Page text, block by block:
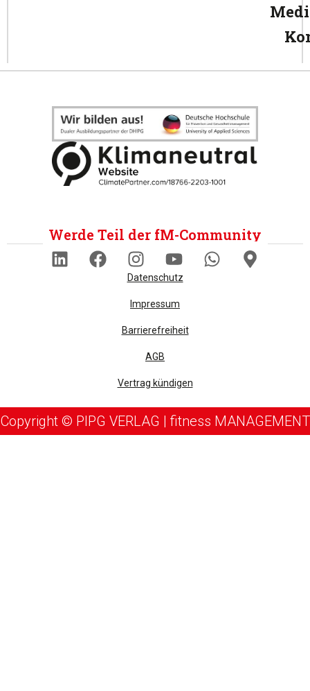
Werde Teil der fM-Community
Datenschutz
Impressum
Barrierefreiheit
AGB
Vertrag kündigen
Copyright © PIPG VERLAG | fitness MANAGEMENT